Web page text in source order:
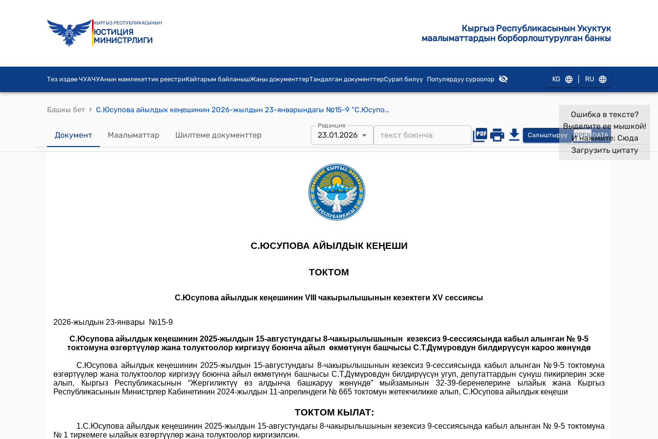
КЫРГЫЗ РЕСПУБЛИКАСЫНЫН
ЮСТИЦИЯ
МИНИСТРЛИГИ
Кыргыз Республикасынын Укуктук
маалыматтардын борборлоштурулган банкы
Тез издөө ЧУАЧУАнын мамлекеттик реестриКайтарым байланышЖаңы документтерТандалган документтерСурап билүү Популярдуу суроолор KG RU
Башкы бет › С.Юсупова айылдык кеңешинин 2026-жылдын 23-январындагы №15-9 "С.Юсупова айылдык кеңешинин 2025-жылдын 15-августундагы 8-чакырылышынын кезексиз 9-сессиясында кабыл алынган № 9-5 токтомуна өзгөртүүлөр жана толуктоолор киргизүү боюнча айыл өкмөтүнүн башчысы С.Т.Дүмүровдун билдирүүсүн кароо жөнүндө" токтому.
Документ Маалыматтар Шилтеме документтер
Редакция
23.01.2026 Салыштыруу OPEN DATA
Ошибка в тексте?
Выделите ее мышкой!
И нажмите: Сюда
Загрузить цитату